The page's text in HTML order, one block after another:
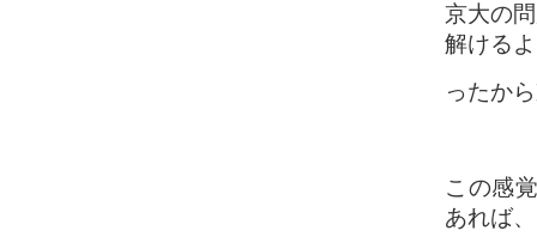
京大の
解ける
ったか
この感
あれば、